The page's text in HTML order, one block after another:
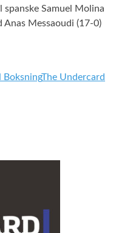
spanske Samuel Molina
Messaoudi (17-0)
BoksningThe Undercard